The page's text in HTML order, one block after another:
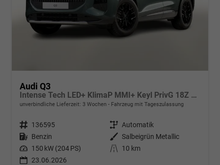
Audi Q3
Intense Tech LED+ KlimaP MMI+ Keyl PrivG 18Z eHK PDC+
unverbindliche Lieferzeit: 3 Wochen Fahrzeug mit Tageszulassung
Fahrzeugnr. 136595 Getriebe Automatik
Kraftstoff Benzin Außenfarbe Salbeigrün Metallic
Leistung 150 kW (204 PS) Kilometerstand
10 km
23.06.2026